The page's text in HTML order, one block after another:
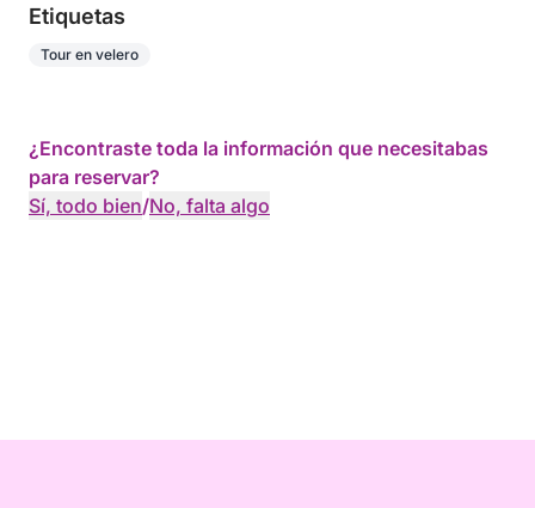
Etiquetas
Tour en velero
¿Encontraste toda la información que necesitabas
para reservar?
Sí, todo bien/No, falta algo